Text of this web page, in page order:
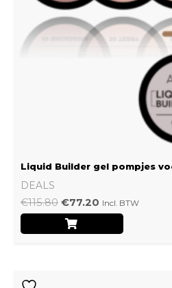
Liquid Builder gel pompjes
DEALS
€115.80 €77.20 Incl. BTW